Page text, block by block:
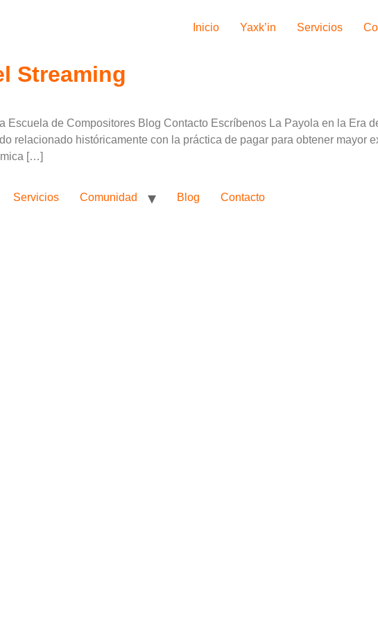
Inicio Yaxk’in Servicios
Streaming
Escuela de Compositores Blog Contacto Escríbenos La Payola en la Era
relacionado históricamente con la práctica de pagar para obtener mayor
[…]
Servicios Comunidad Blog Contacto